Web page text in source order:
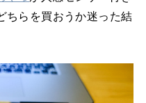
ちらを買おうか迷った結